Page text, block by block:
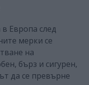
Европа след
мерки се
на
бърз и сигурен,
да се превърне